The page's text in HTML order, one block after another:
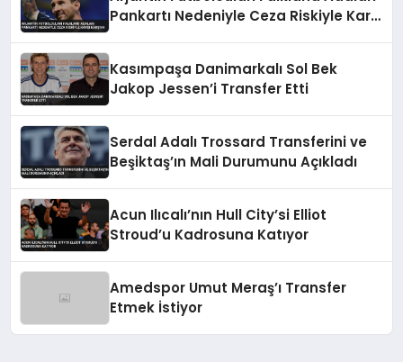
Pankartı Nedeniyle Ceza Riskiyle Karşı
Kasımpaşa Danimarkalı Sol Bek
Jakop Jessen’i Transfer Etti
Serdal Adalı Trossard Transferini ve
Beşiktaş’ın Mali Durumunu Açıkladı
Acun Ilıcalı’nın Hull City’si Elliot
Stroud’u Kadrosuna Katıyor
Amedspor Umut Meraş’ı Transfer
Etmek İstiyor